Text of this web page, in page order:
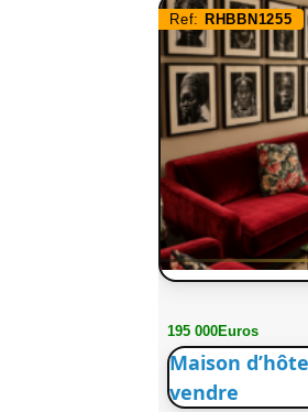
Ref: RHBBN1255
195 000Euros
Maison
vendre